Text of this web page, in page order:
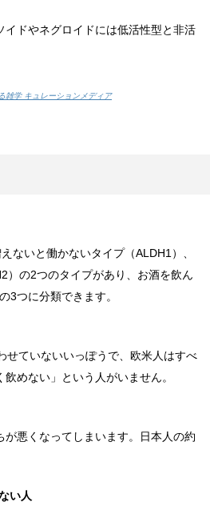
けの種類と方法！
れな部屋って...
は飼われてい...
ことが考えられる？
いつ？
ではその姿を見...
ドやネグロイドには低活性型と非活
雑学 キュレーションメディア
ないと働かないタイプ（ALDH1）、
）の2つのタイプがあり、お酒を飲ん
3つに分類できます。
せていないいっぽうで、欧米人はすべ
めない」という人がいません。
悪くなってしまいます。日本人の約
い人